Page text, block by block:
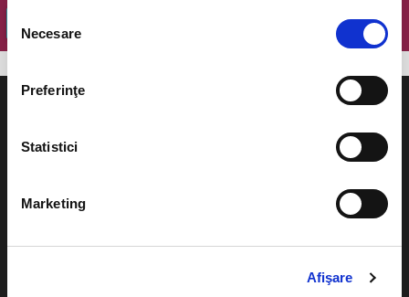
consimțământului
Necesare
Preferinţe
Statistici
Marketing
Afişare
Plata online sau cash
Concerte si